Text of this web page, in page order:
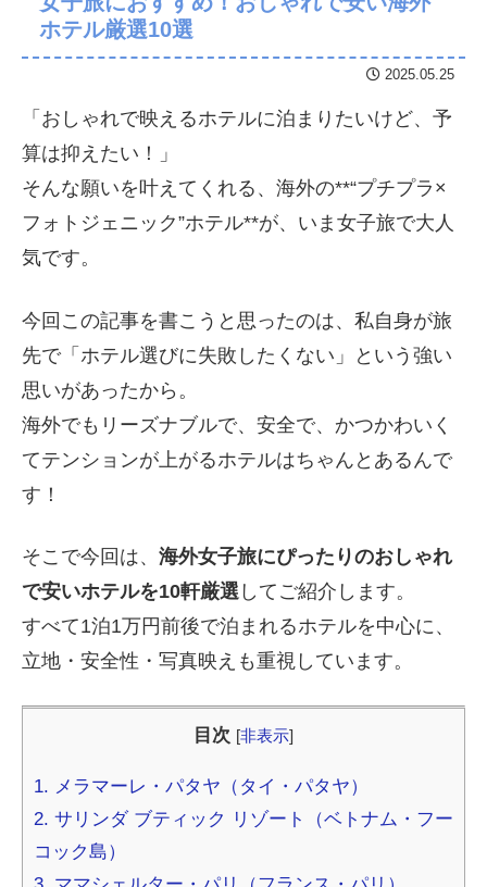
ホテル厳選10選
2025.05.25
「おしゃれで映えるホテルに泊まりたいけど、予
算は抑えたい！」
そんな願いを叶えてくれる、海外の**“プチプラ×
フォトジェニック”ホテル**が、いま女子旅で大人
気です。
今回この記事を書こうと思ったのは、私自身が旅
先で「ホテル選びに失敗したくない」という強い
思いがあったから。
海外でもリーズナブルで、安全で、かつかわいく
てテンションが上がるホテルはちゃんとあるんで
す！
そこで今回は、 海外女子旅にぴったりのおしゃれ
で安いホテルを10軒厳選 してご紹介します。
すべて1泊1万円前後で泊まれるホテルを中心に、
立地・安全性・写真映えも重視しています。
目次 [非表示]
1. メラマーレ・パタヤ（タイ・パタヤ）
2. サリンダ ブティック リゾート（ベトナム・フー
コック島）